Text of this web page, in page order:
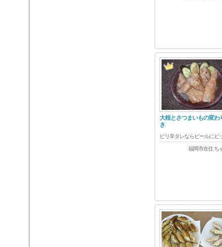
大根とさつまいもの変わ
き
ピリ辛タレならビールにピ
福岡市在住 ち